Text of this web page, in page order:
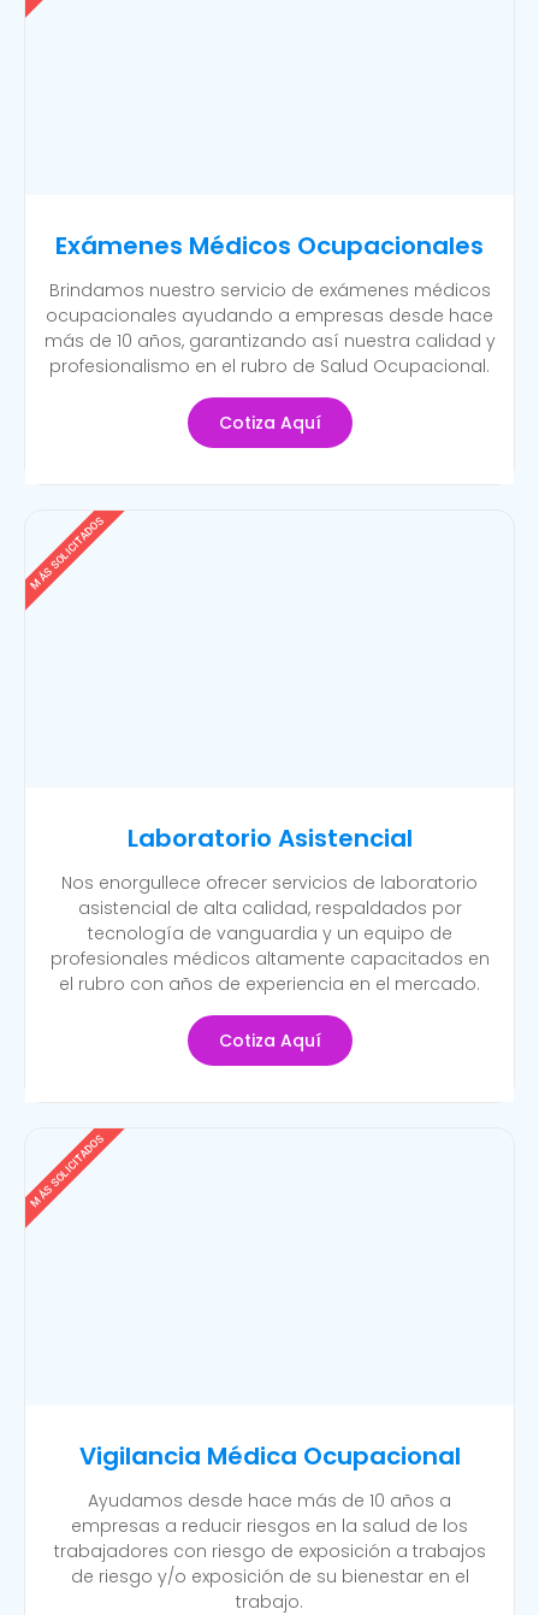
Exámenes Médicos Ocupacionales
Brindamos nuestro servicio de exámenes médicos
ocupacionales ayudando a empresas desde hace
más de 10 años, garantizando así nuestra calidad y
profesionalismo en el rubro de Salud Ocupacional.
Cotiza Aquí
Laboratorio Asistencial
Nos enorgullece ofrecer servicios de laboratorio
asistencial de alta calidad, respaldados por
tecnología de vanguardia y un equipo de
profesionales médicos altamente capacitados en
el rubro con años de experiencia en el mercado.
Cotiza Aquí
MÁS SOLICITADOS
Vigilancia Médica Ocupacional
Ayudamos desde hace más de 10 años a
empresas a reducir riesgos en la salud de los
trabajadores con riesgo de exposición a trabajos
de riesgo y/o exposición de su bienestar en el
trabajo.
MÁS SOLICITADOS